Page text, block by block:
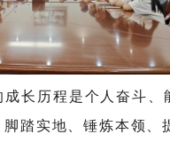
长历程是个人奋斗
踏实地、锤炼本领、